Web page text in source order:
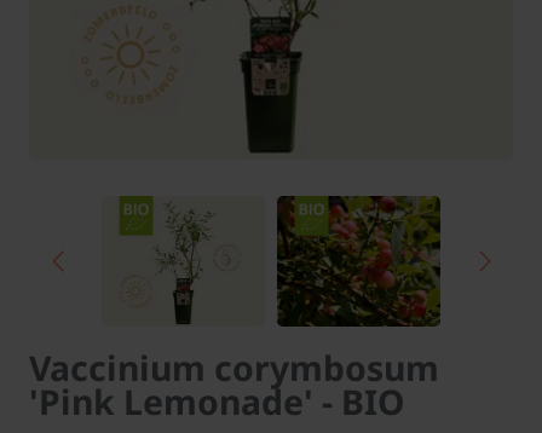
Vaccinium corymbosum
'Pink Lemonade' - BIO